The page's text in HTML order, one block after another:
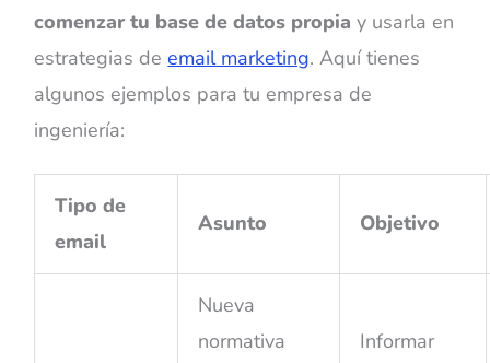
comenzar tu base de datos propia y usarla en
estrategias deemail marketing. Aquí tienes
algunos ejemplos para tu empresa de
ingeniería:
Tipo de
email
Asunto Objetivo
Nueva
normativa
Informar